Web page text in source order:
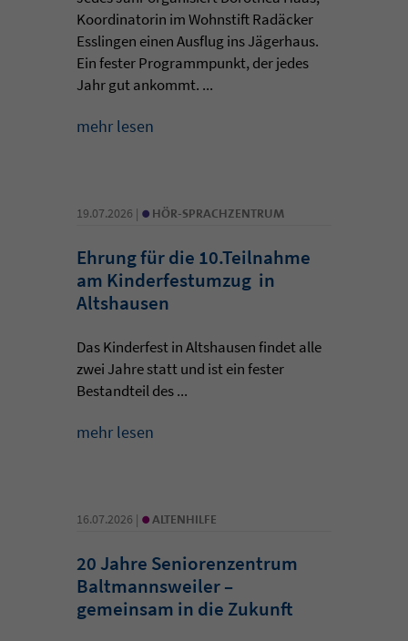
Koordinatorin im Wohnstift Radäcker
Esslingen einen Ausflug ins Jägerhaus.
Ein fester Programmpunkt, der jedes
Jahr gut ankommt. ...
mehr lesen
19.07.2026 | • HÖR-SPRACHZENTRUM
Ehrung für die 10.Teilnahme
am Kinderfestumzug in
Altshausen
Das Kinderfest in Altshausen findet alle
zwei Jahre statt und ist ein fester
Bestandteil des ...
mehr lesen
16.07.2026 | • ALTENHILFE
20 Jahre Seniorenzentrum
Baltmannsweiler –
gemeinsam in die Zukunft